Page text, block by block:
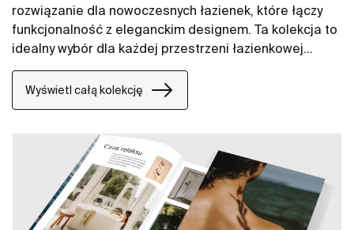
rozwiązanie dla nowoczesnych łazienek, które łączy
funkcjonalność z eleganckim designem. Ta kolekcja to
idealny wybór dla każdej przestrzeni łazienkowej
małej i dużej oferując szafki łazienkowe z dwiema
szufladami, komodę łazienkową z dwiema szufladami,
zestaw łazienkowy Unik, a także różnorodne moduły
otwarte. Szafki Kwadro zawierają także modele o
zredukowanej głębokości, co czyni je idealnym
rozwiązaniem do kompaktowych łazienek. Dostępne
są w dwóch wariantach: klasycznym z ceramiką oraz
modułowym projektem z blatem i koszem cargo.
Wyświetl całą kolekcję